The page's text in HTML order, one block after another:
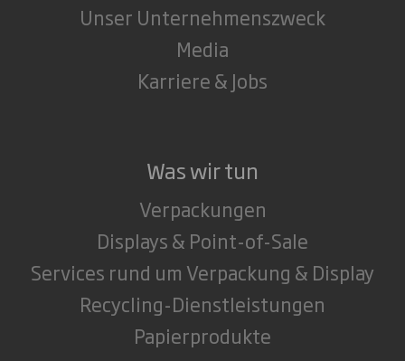
Unser Unternehmenszweck
Media
Karriere & Jobs
Was wir tun
Verpackungen
Displays & Point-of-Sale
Services rund um Verpackung & Display
Recycling-Dienstleistungen
Papierprodukte